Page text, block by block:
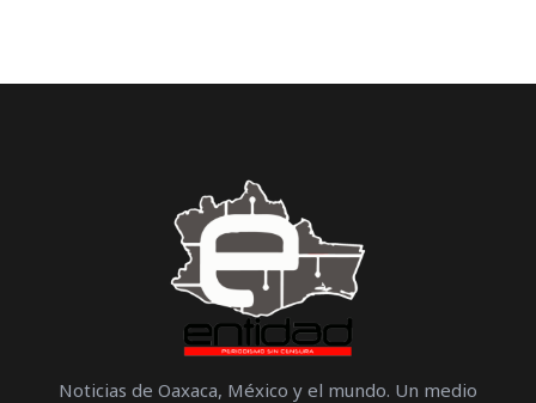
Noticias de Oaxaca, México y el mundo. Un medio